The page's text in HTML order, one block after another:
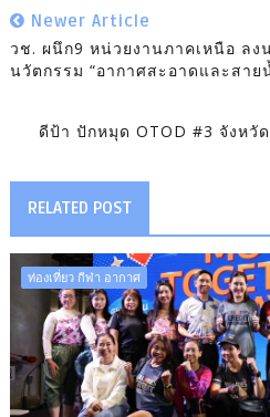
Newer Article
วช. ผนึก9 หน่วยงานภาคเหนือ ลง
นวัตกรรม “อากาศสะอาดและสาย
ดีป้า ปักหมุด OTOD #3 จังหวั
RELATED POST
ท่องเที่ยว กีฬา อากาศ